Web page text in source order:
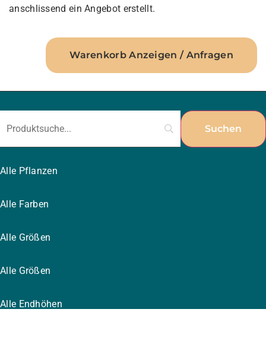
anschlissend ein Angebot erstellt.
Warenkorb Anzeigen / Anfragen
Alle Pflanzen
Alle Farben
Alle Größen
Alle Größen
Alle Endhöhen